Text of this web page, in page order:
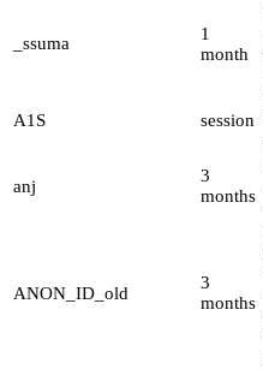
_ssuma
1
month
A1S session
anj
3
months
ANON_ID_old
3
months